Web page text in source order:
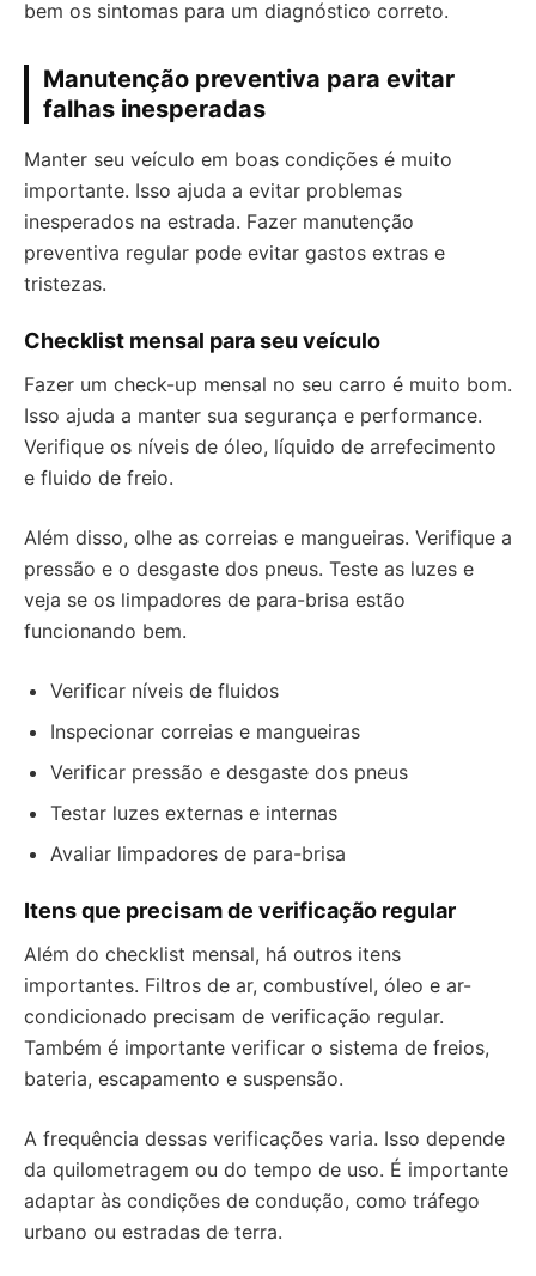
bem os sintomas para um diagnóstico correto.
Manutenção preventiva para evitar
falhas inesperadas
Manter seu veículo em boas condições é muito
importante. Isso ajuda a evitar problemas
inesperados na estrada. Fazer manutenção
preventiva regular pode evitar gastos extras e
tristezas.
Checklist mensal para seu veículo
Fazer um check-up mensal no seu carro é muito bom.
Isso ajuda a manter sua segurança e performance.
Verifique os níveis de óleo, líquido de arrefecimento
e fluido de freio.
Além disso, olhe as correias e mangueiras. Verifique a
pressão e o desgaste dos pneus. Teste as luzes e
veja se os limpadores de para-brisa estão
funcionando bem.
Verificar níveis de fluidos
Inspecionar correias e mangueiras
Verificar pressão e desgaste dos pneus
Testar luzes externas e internas
Avaliar limpadores de para-brisa
Itens que precisam de verificação regular
Além do checklist mensal, há outros itens
importantes. Filtros de ar, combustível, óleo e ar-
condicionado precisam de verificação regular.
Também é importante verificar o sistema de freios,
bateria, escapamento e suspensão.
A frequência dessas verificações varia. Isso depende
da quilometragem ou do tempo de uso. É importante
adaptar às condições de condução, como tráfego
urbano ou estradas de terra.